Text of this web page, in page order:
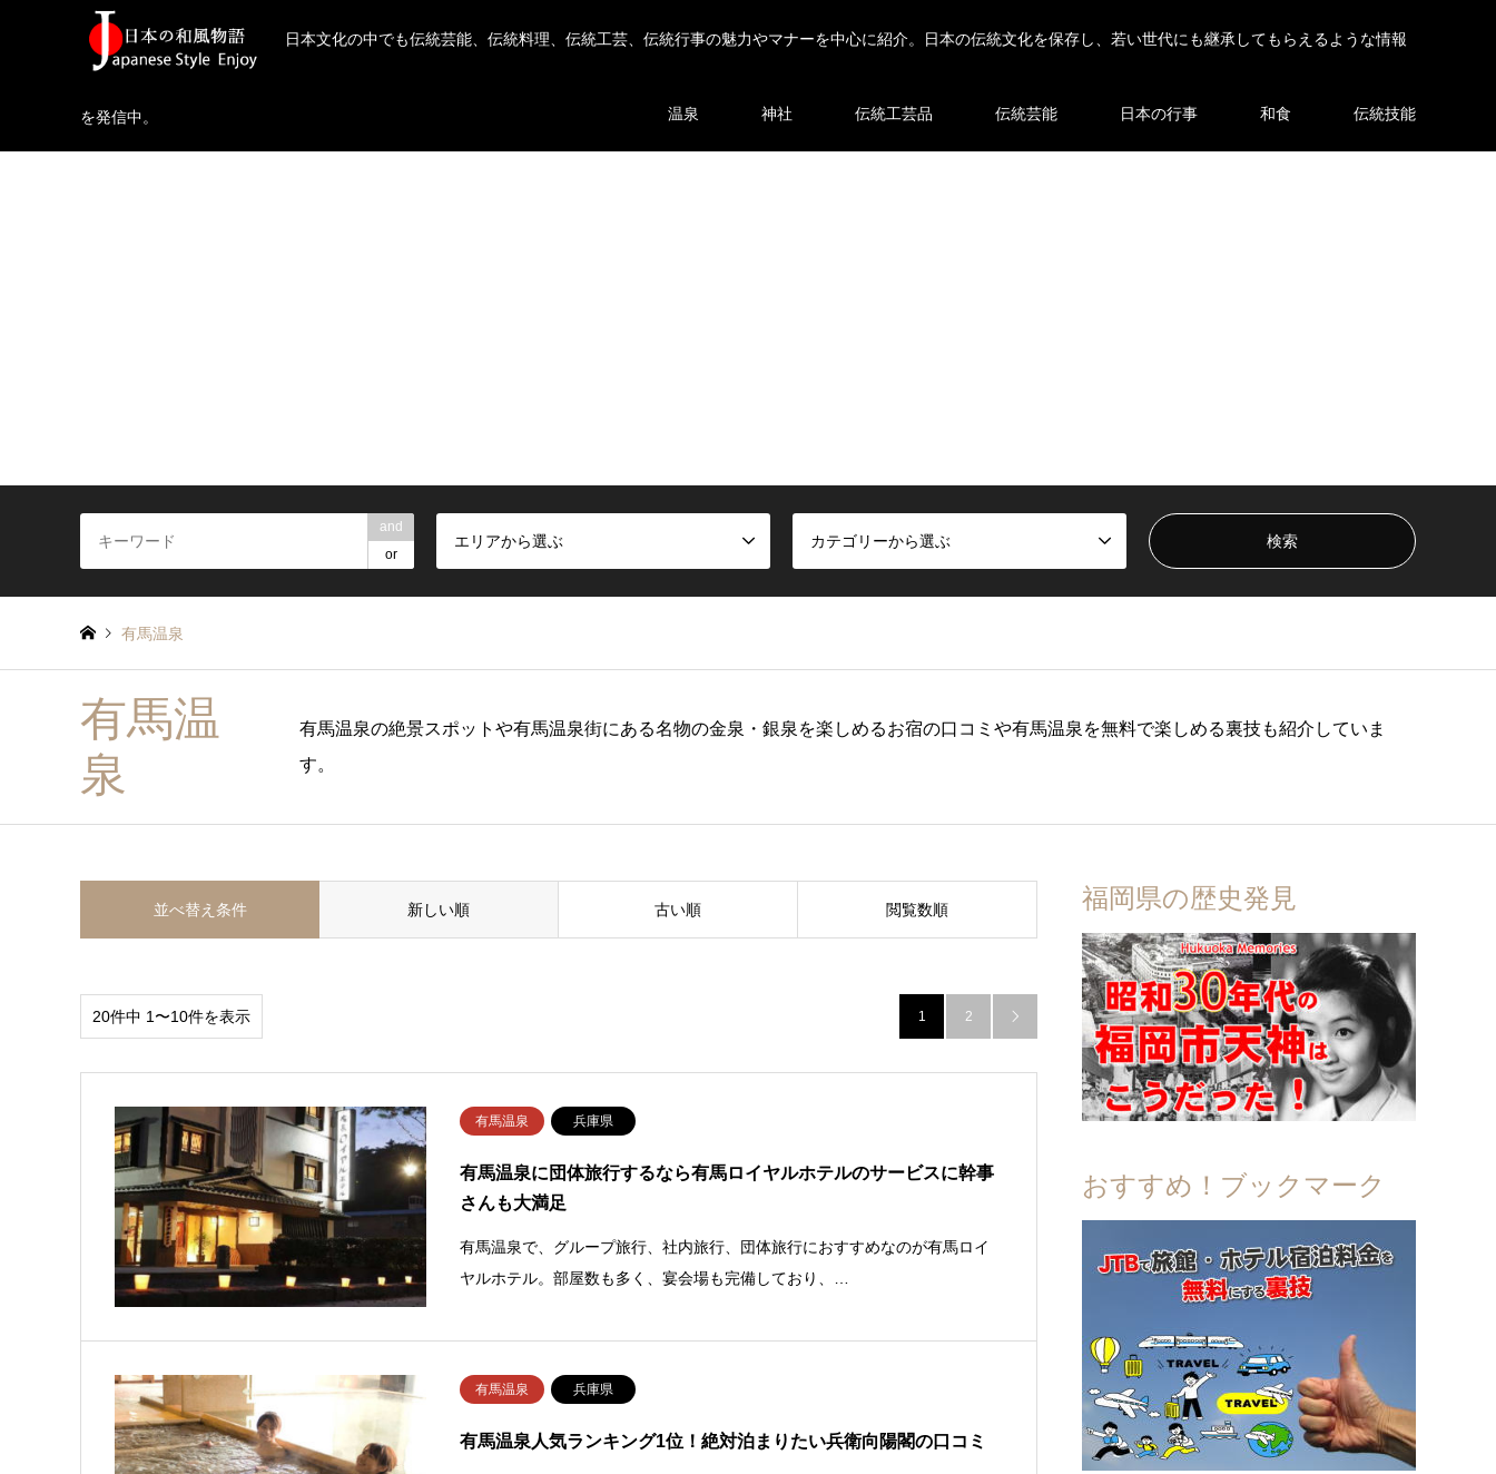
日本文化の中でも伝統芸能、伝統料理、伝統工芸、伝統行事の魅力やマナーを中心に紹介。日本の伝統文化を保存し、若い世代にも継承してもらえるような情報
を発信中。 温泉 神社 伝統工芸品 伝統芸能 日本の行事 和食 伝統技能
and
or
エリアから選ぶ カテゴリーから選ぶ
有馬温泉
有馬温
泉
有馬温泉の絶景スポットや有馬温泉街にある名物の金泉・銀泉を楽しめるお宿の口コミや有馬温泉を無料で楽しめる裏技も紹介していま
す。
並べ替え条件 新しい順 古い順 閲覧数順
20件中 1〜10件を表示 1 2 
有馬温泉 兵庫県
有馬温泉に団体旅行するなら有馬ロイヤルホテルのサービスに幹事
さんも大満足
有馬温泉で、グループ旅行、社内旅行、団体旅行におすすめなのが有馬ロイ
ヤルホテル。部屋数も多く、宴会場も完備しており、…
有馬温泉 兵庫県
有馬温泉人気ランキング1位！絶対泊まりたい兵衛向陽閣の口コミ
福岡県の歴史発見
おすすめ！ブックマーク